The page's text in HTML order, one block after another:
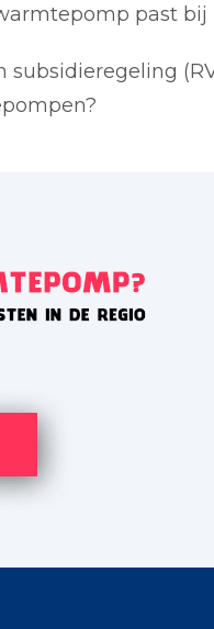
past bij
subsidieregeling